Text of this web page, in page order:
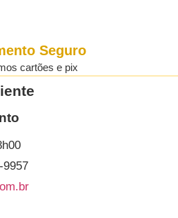
Seguro
cartões e pix
9957